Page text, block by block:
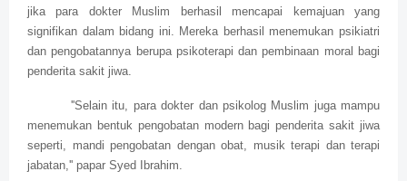
jika para dokter Muslim berhasil mencapai kemajuan yang
signifikan dalam bidang ini. Mereka berhasil menemukan psikiatri
dan pengobatannya berupa psikoterapi dan pembinaan moral bagi
penderita sakit jiwa.
''Selain itu, para dokter dan psikolog Muslim juga mampu
menemukan bentuk pengobatan modern bagi penderita sakit jiwa
seperti, mandi pengobatan dengan obat, musik terapi dan terapi
jabatan,'' papar Syed Ibrahim.